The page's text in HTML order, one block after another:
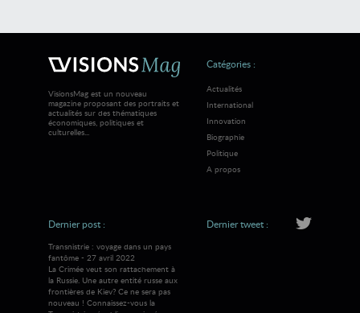
VisionsMag est un nouveau
magazine proposant des portraits et
actualités sur des thématiques
économiques, politiques et
culturelles...
Catégories :
Actualités
International
Innovation
Biographie
Politique
A propos
Dernier post :
Transnistrie : voyage dans un pays
fantôme - 27 avril 2022
La Crimée veut son rattachement à
la Russie. Une autre entité russe aux
frontières de Kiev? Ce ne sera pas
nouveau ! Connaissez-vous la
Dernier tweet :